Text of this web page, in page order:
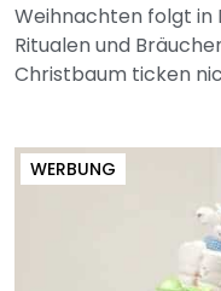
Weihnachten folgt
Ritualen und
Christbaum ticken
WERBUNG